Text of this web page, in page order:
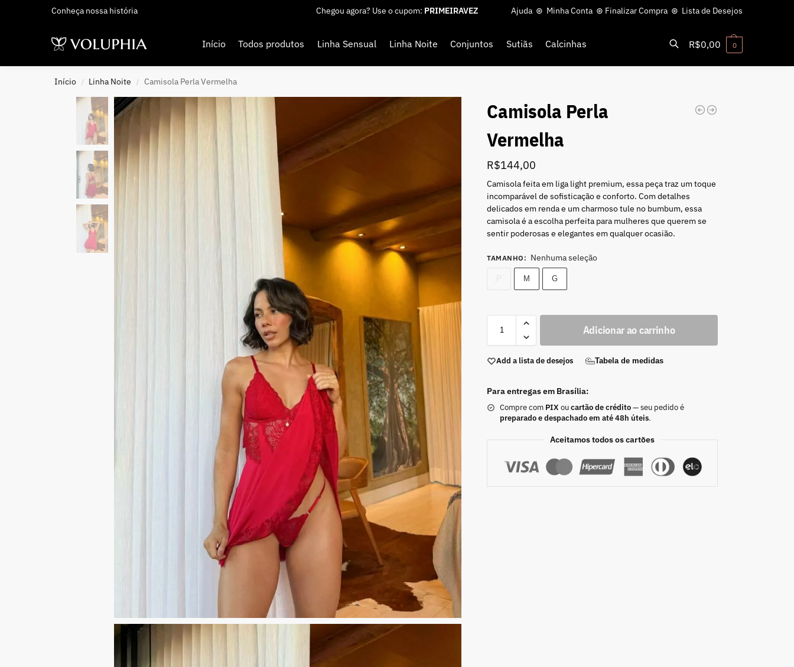
Conheça nossa história Chegou agora? Use o cupom: PRIMEIRAVEZ Ajuda ⊛ Minha Conta ⊛ Finalizar Compra ⊛ Lista de Desejos
Início Todos produtos Linha Sensual Linha Noite Conjuntos Sutiãs Calcinhas
Adicionados Recentemente
R$0,00 0
Início / Linha Noite / Camisola Perla Vermelha
Camisola Perla
Vermelha
R$144,00
Camisola feita em liga light premium, essa peça traz um toque
incomparável de sofisticação e conforto. Com detalhes
delicados em renda e um charmoso tule no bumbum, essa
camisola é a escolha perfeita para mulheres que querem se
sentir poderosas e elegantes em qualquer ocasião.
TAMANHO : Nenhuma seleção
M G
Adicionar ao carrinho
Add a lista de desejos Tabela de medidas
Para entregas em Brasília:
Compre com PIX oucartão de crédito— seu pedido é
preparado e despachado em até 48h úteis.
Aceitamos todos os cartões